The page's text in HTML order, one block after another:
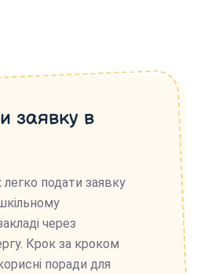
заявку в
легко подати заявку
через
Крок за кроком
поради для